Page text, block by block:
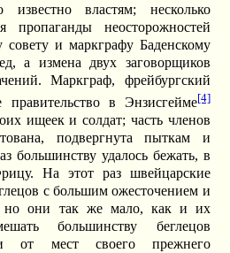
известно властям; несколько
неосторожностей
совету и маркграфу Баденскому
а измена двух заговорщиков
Маркграф, фрейбургский
правительство в Энзисгейме[4]
ищеек и солдат; часть членов
подвергнута пыткам и
большинству удалось бежать, в
На этот раз швейцарские
с большим ожесточением и
но они так же мало, как и их
большинству беглецов
от мест своего прежнего